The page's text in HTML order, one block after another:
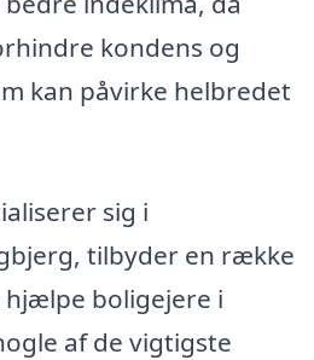
kondens og
kan påvirke helbredet
sig i
tilbyder en række
boligejere i
af de vigtigste